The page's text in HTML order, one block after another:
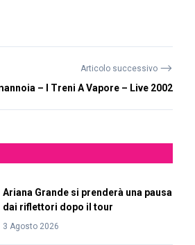
Articolo successivo ⟶
– I Treni A Vapore – Live 2002
Ariana Grande si prenderà una pausa
dai riflettori dopo il tour
3 Agosto 2026